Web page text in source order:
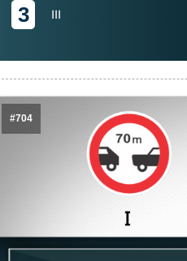
3 III
#704